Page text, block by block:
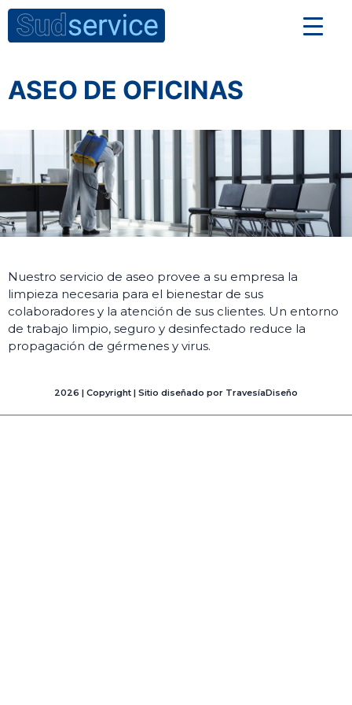
ASEO DE OFICINAS
Nuestro servicio de aseo provee a su empresa la
limpieza necesaria para el bienestar de sus
colaboradores y la atención de sus clientes. Un entorno
de trabajo limpio, seguro y desinfectado reduce la
propagación de gérmenes y virus.
2026 | Copyright | Sitio diseñado por TravesíaDiseño